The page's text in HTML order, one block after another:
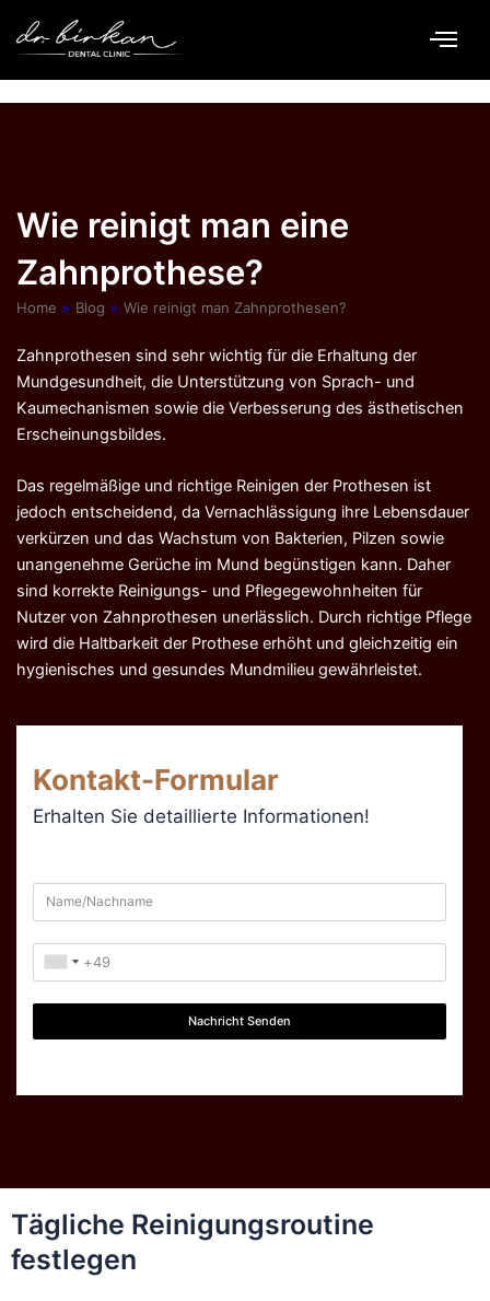
Inhalt
Wie reinigt man eine
Zahnprothese?
Home » Blog » Wie reinigt man Zahnprothesen?
Zahnprothesen sind sehr wichtig für die Erhaltung der
Mundgesundheit, die Unterstützung von Sprach- und
Kaumechanismen sowie die Verbesserung des ästhetischen
Erscheinungsbildes.
Das regelmäßige und richtige Reinigen der Prothesen ist
jedoch entscheidend, da Vernachlässigung ihre Lebensdauer
verkürzen und das Wachstum von Bakterien, Pilzen sowie
unangenehme Gerüche im Mund begünstigen kann. Daher
sind korrekte Reinigungs- und Pflegegewohnheiten für
Nutzer von Zahnprothesen unerlässlich. Durch richtige Pflege
wird die Haltbarkeit der Prothese erhöht und gleichzeitig ein
hygienisches und gesundes Mundmilieu gewährleistet.
Kontakt-Formular
Erhalten Sie detaillierte Informationen!
Nachricht Senden
Tägliche Reinigungsroutine
festlegen